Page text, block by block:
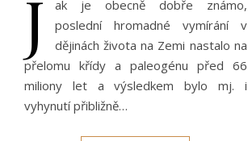
J
ak je obecně dobře známo,
poslední hromadné vymírání v
dějinách života na Zemi nastalo na
přelomu křídy a paleogénu před 66
miliony let a výsledkem bylo mj. i
vyhynutí přibližně…